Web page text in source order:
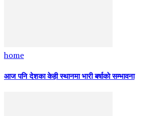
home
आज पनि देशका केही स्थानमा भारी बर्षाकाे सम्भावना